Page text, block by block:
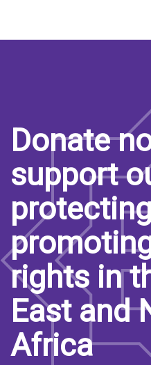
Donate
support
rights in
East and
Africa